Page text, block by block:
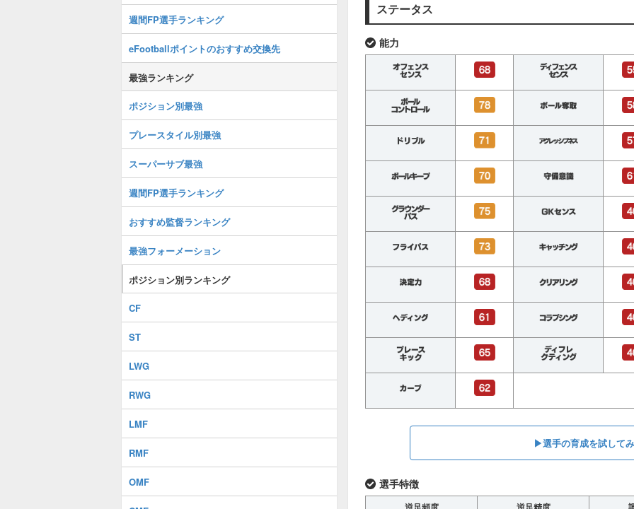
ステータス
能力
▶︎選手の育成を試して
選手特徴
週間FP選手ランキング
eFootballポイントのおすすめ交換先
最強ランキング
ポジション別最強
プレースタイル別最強
スーパーサブ最強
週間FP選手ランキング
おすすめ監督ランキング
最強フォーメーション
ポジション別ランキング
CF
ST
LWG
RWG
LMF
RMF
OMF